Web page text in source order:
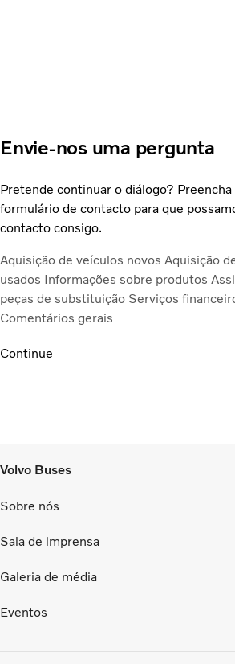
Envie-nos uma pergunta
Pretende continuar o diálogo? Preencha
formulário de contacto para que
contacto consigo.
Aquisição de veículos novos Aquisição
usados Informações sobre produtos
peças de substituição Serviços
Comentários gerais
Continue
Volvo Buses
Sobre nós
Sala de imprensa
Galeria de média
Eventos